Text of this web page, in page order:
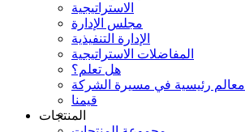
الاستراتيجية
مجلس الإدارة
الإدارة التنفيذية
المفاضلات الاستراتيجية
هل تعلم؟
معالم رئيسية في مسيرة الشركة
قيمنا
المنتجات